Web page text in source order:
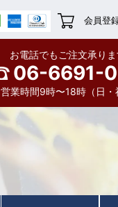
会員登
お電話でもご注文承りま
06-6691-
営業時間9時〜18時（日・